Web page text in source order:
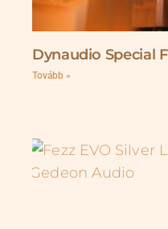
Dynaudio Special
Tovább »